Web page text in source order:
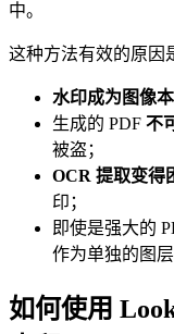
中。
这种方法有效的原因
水印成为图像
生成的 PDF 不
被盗；
OCR 提取变得
印；
即使是强大的
作为单独的图层
如何使用